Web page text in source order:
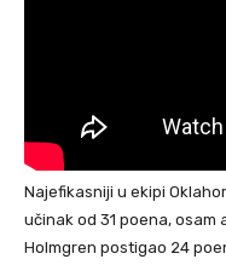
Najefikasniji u ekipi
učinak od 31 poena, osam
Holmgren postigao 24